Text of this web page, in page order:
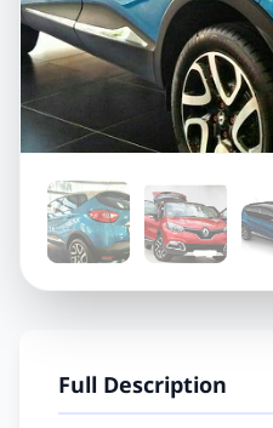
Full Description